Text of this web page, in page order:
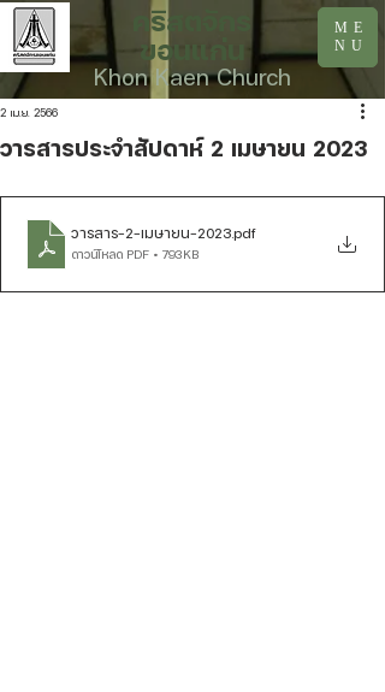
ME
NU
คริสตจักร
ขอนแก่น
Khon Kaen Church
วารสารประจำสัปดาห์ 2 เมษายน 2023
2 เม.ย. 2566
วารสาร-2-เมษายน-2023.pdf
ดาวน์โหลด PDF • 793KB